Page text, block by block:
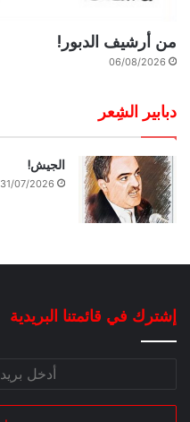
من أرشيف الدبور!
06/08/2026
دبابير الشِعر
الجيش!
31/07/2026
إشترك في قائمتنا البريدية